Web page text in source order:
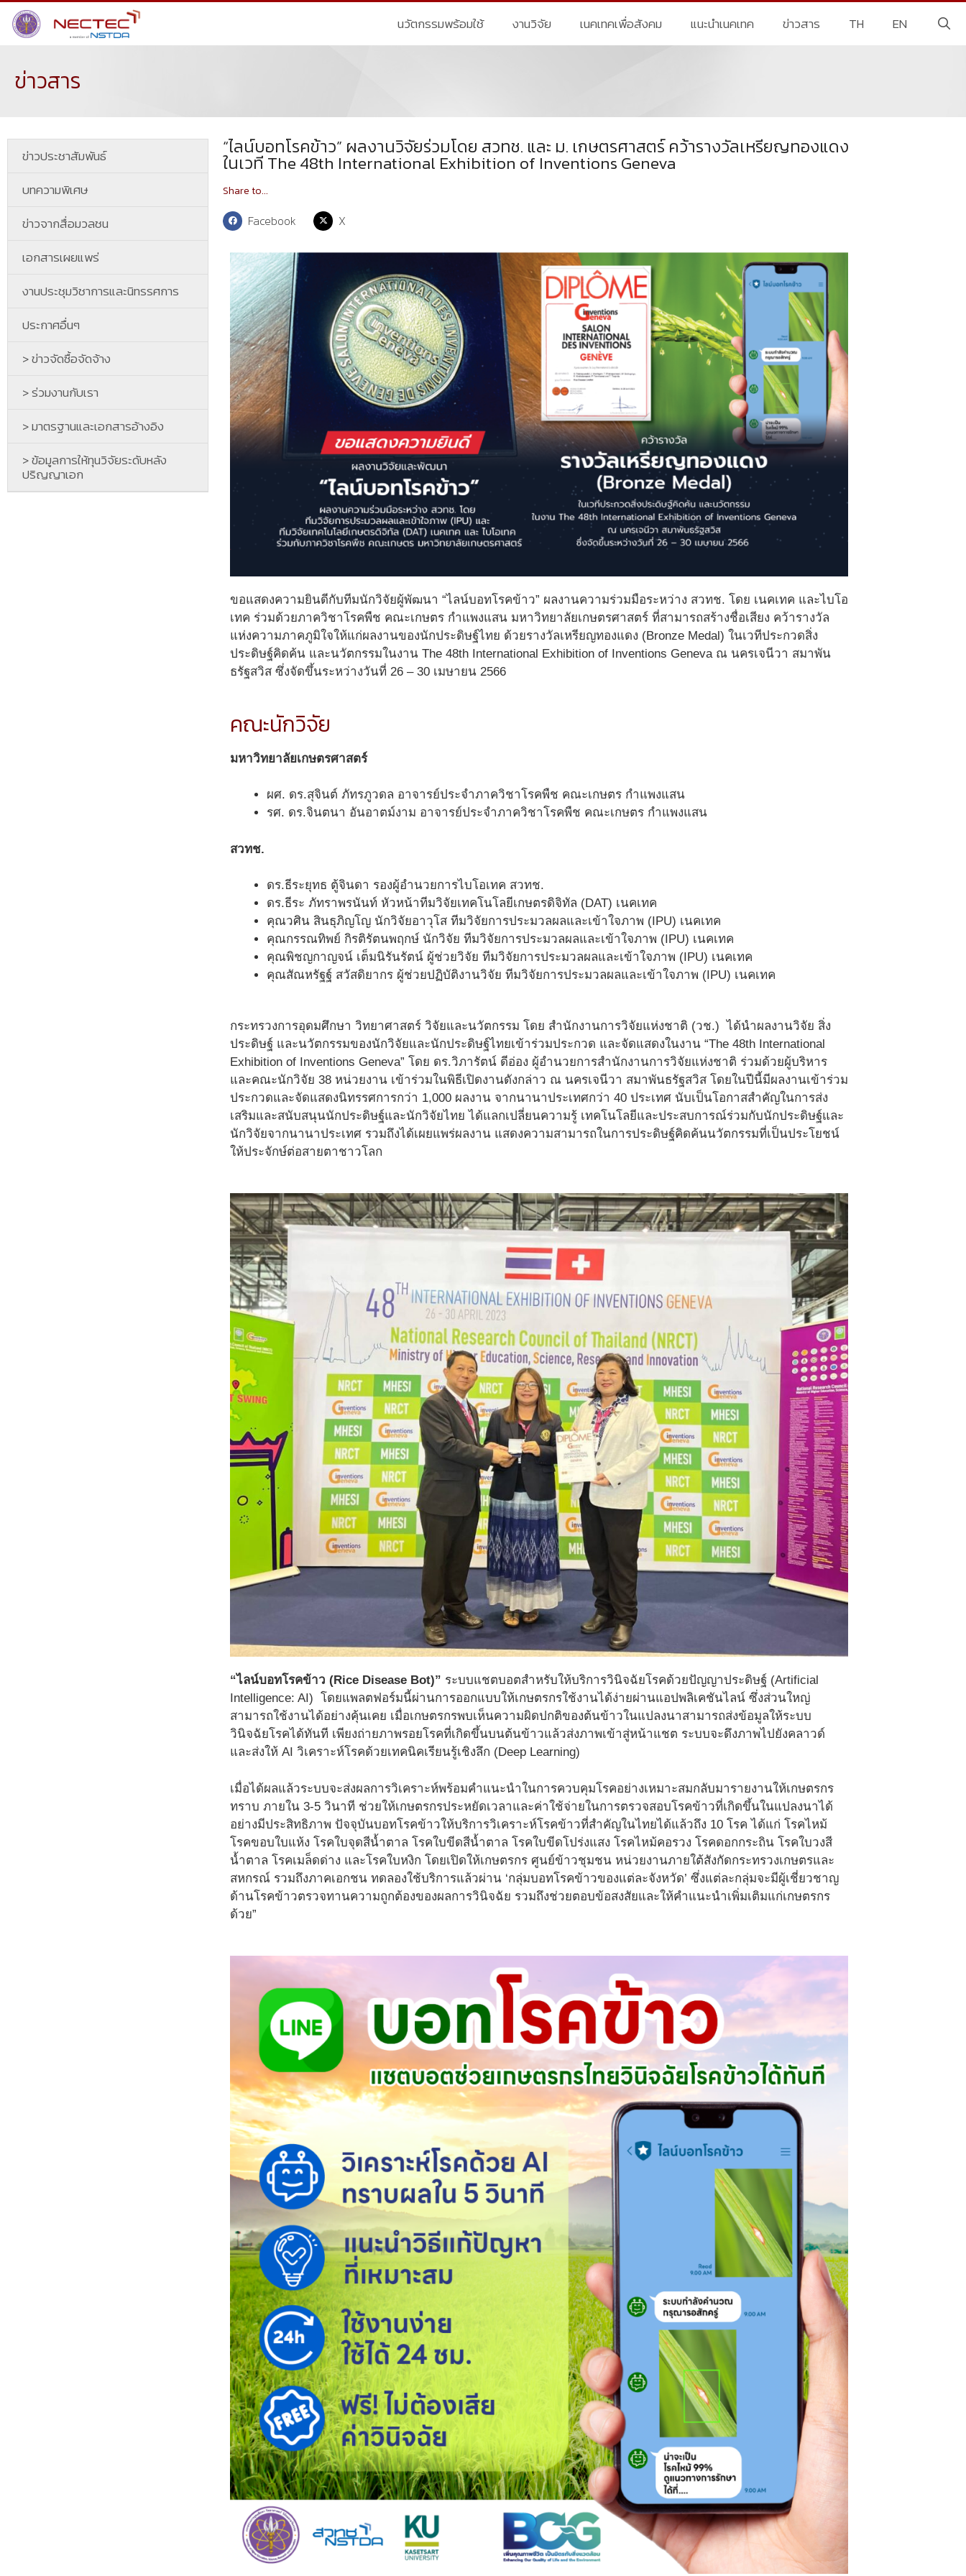
นวัตกรรมพร้อมใช้ งานวิจัย เนคเทคเพื่อสังคม แนะนำเนคเทค ข่าวสาร TH EN
ข่าวสาร
ข่าวประชาสัมพันธ์
บทความพิเศษ
ข่าวจากสื่อมวลชน
เอกสารเผยแพร่
งานประชุมวิชาการและนิทรรศการ
ประกาศอื่นๆ
> ข่าวจัดซื้อจัดจ้าง
> ร่วมงานกับเรา
> มาตรฐานและเอกสารอ้างอิง
> ข้อมูลการให้ทุนวิจัยระดับหลัง
ปริญญาเอก
“ไลน์บอทโรคข้าว” ผลงานวิจัยร่วมโดย สวทช. และ ม. เกษตรศาสตร์ คว้ารางวัลเหรียญทองแดง
ในเวที The 48th International Exhibition of Inventions Geneva
Share to...
Facebook X
ขอแสดงความยินดีกับทีมนักวิจัยผู้พัฒนา “ไลน์บอทโรคข้าว” ผลงานความร่วมมือระหว่าง สวทช. โดย เนคเทค และไบโอ
เทค ร่วมด้วยภาควิชาโรคพืช คณะเกษตร กำแพงแสน มหาวิทยาลัยเกษตรศาสตร์ ที่สามารถสร้างชื่อเสียง คว้ารางวัล
แห่งความภาคภูมิใจให้แก่ผลงานของนักประดิษฐ์ไทย ด้วยรางวัลเหรียญทองแดง (Bronze Medal) ในเวทีประกวดสิ่ง
ประดิษฐ์คิดค้น และนวัตกรรมในงาน The 48th International Exhibition of Inventions Geneva ณ นครเจนีวา สมาพัน
ธรัฐสวิส ซึ่งจัดขึ้นระหว่างวันที่ 26 – 30 เมษายน 2566
คณะนักวิจัย
มหาวิทยาลัยเกษตรศาสตร์
ผศ. ดร.สุจินต์ ภัทรภูวดล อาจารย์ประจำภาควิชาโรคพืช คณะเกษตร กำแพงแสน
รศ. ดร.จินตนา อันอาตม์งาม อาจารย์ประจำภาควิชาโรคพืช คณะเกษตร กำแพงแสน
สวทช.
ดร.ธีระยุทธ ตู้จินดา รองผู้อำนวยการไบโอเทค สวทช.
ดร.ธีระ ภัทราพรนันท์ หัวหน้าทีมวิจัยเทคโนโลยีเกษตรดิจิทัล (DAT) เนคเทค
คุณวศิน สินธุภิญโญ นักวิจัยอาวุโส ทีมวิจัยการประมวลผลและเข้าใจภาพ (IPU) เนคเทค
คุณกรรณทิพย์ กิรติรัตนพฤกษ์ นักวิจัย ทีมวิจัยการประมวลผลและเข้าใจภาพ (IPU) เนคเทค
คุณพิชญกาญจน์ เต็มนิรันรัตน์ ผู้ช่วยวิจัย ทีมวิจัยการประมวลผลและเข้าใจภาพ (IPU) เนคเทค
คุณสัณหรัฐฐ์ สวัสดิยากร ผู้ช่วยปฏิบัติงานวิจัย ทีมวิจัยการประมวลผลและเข้าใจภาพ (IPU) เนคเทค
กระทรวงการอุดมศึกษา วิทยาศาสตร์ วิจัยและนวัตกรรม โดย สำนักงานการวิจัยแห่งชาติ (วช.) ได้นำผลงานวิจัย สิ่ง
ประดิษฐ์ และนวัตกรรมของนักวิจัยและนักประดิษฐ์ไทยเข้าร่วมประกวด และจัดแสดงในงาน “The 48th International
Exhibition of Inventions Geneva” โดย ดร.วิภารัตน์ ดีอ่อง ผู้อำนวยการสำนักงานการวิจัยแห่งชาติ ร่วมด้วยผู้บริหาร
และคณะนักวิจัย 38 หน่วยงาน เข้าร่วมในพิธีเปิดงานดังกล่าว ณ นครเจนีวา สมาพันธรัฐสวิส โดยในปีนี้มีผลงานเข้าร่วม
ประกวดและจัดแสดงนิทรรศการกว่า 1,000 ผลงาน จากนานาประเทศกว่า 40 ประเทศ นับเป็นโอกาสสำคัญในการส่ง
เสริมและสนับสนุนนักประดิษฐ์และนักวิจัยไทย ได้แลกเปลี่ยนความรู้ เทคโนโลยีและประสบการณ์ร่วมกับนักประดิษฐ์และ
นักวิจัยจากนานาประเทศ รวมถึงได้เผยแพร่ผลงาน แสดงความสามารถในการประดิษฐ์คิดค้นนวัตกรรมที่เป็นประโยชน์
ให้ประจักษ์ต่อสายตาชาวโลก
“ไลน์บอทโรคข้าว (Rice Disease Bot)” ระบบแชตบอตสำหรับให้บริการวินิจฉัยโรคด้วยปัญญาประดิษฐ์ (Artificial
Intelligence: AI) โดยแพลตฟอร์มนี้ผ่านการออกแบบให้เกษตรกรใช้งานได้ง่ายผ่านแอปพลิเคชันไลน์ ซึ่งส่วนใหญ่
สามารถใช้งานได้อย่างคุ้นเคย เมื่อเกษตรกรพบเห็นความผิดปกติของต้นข้าวในแปลงนาสามารถส่งข้อมูลให้ระบบ
วินิจฉัยโรคได้ทันที เพียงถ่ายภาพรอยโรคที่เกิดขึ้นบนต้นข้าวแล้วส่งภาพเข้าสู่หน้าแชต ระบบจะดึงภาพไปยังคลาวด์
และส่งให้ AI วิเคราะห์โรคด้วยเทคนิคเรียนรู้เชิงลึก (Deep Learning)
เมื่อได้ผลแล้วระบบจะส่งผลการวิเคราะห์พร้อมคำแนะนำในการควบคุมโรคอย่างเหมาะสมกลับมารายงานให้เกษตรกร
ทราบ ภายใน 3-5 วินาที ช่วยให้เกษตรกรประหยัดเวลาและค่าใช้จ่ายในการตรวจสอบโรคข้าวที่เกิดขึ้นในแปลงนาได้
อย่างมีประสิทธิภาพ ปัจจุบันบอทโรคข้าวให้บริการวิเคราะห์โรคข้าวที่สำคัญในไทยได้แล้วถึง 10 โรค ได้แก่ โรคไหม้
โรคขอบใบแห้ง โรคใบจุดสีน้ำตาล โรคใบขีดสีน้ำตาล โรคใบขีดโปร่งแสง โรคไหม้คอรวง โรคดอกกระถิน โรคใบวงสี
น้ำตาล โรคเมล็ดด่าง และโรคใบหงิก โดยเปิดให้เกษตรกร ศูนย์ข้าวชุมชน หน่วยงานภายใต้สังกัดกระทรวงเกษตรและ
สหกรณ์ รวมถึงภาคเอกชน ทดลองใช้บริการแล้วผ่าน ‘กลุ่มบอทโรคข้าวของแต่ละจังหวัด’ ซึ่งแต่ละกลุ่มจะมีผู้เชี่ยวชาญ
ด้านโรคข้าวตรวจทานความถูกต้องของผลการวินิจฉัย รวมถึงช่วยตอบข้อสงสัยและให้คำแนะนำเพิ่มเติมแก่เกษตรกร
ด้วย”